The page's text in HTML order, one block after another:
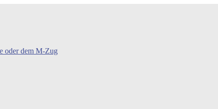
oder dem M-Zug